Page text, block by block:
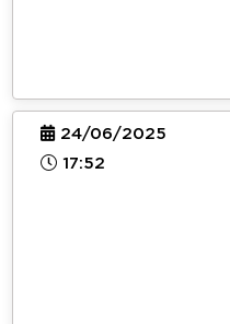
24/06/2025
17:52